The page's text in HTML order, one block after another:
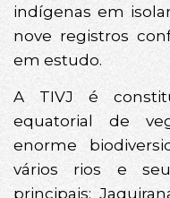
indígenas em
nove registros
em estudo.
A TIVJ é
equatorial de
enorme
vários rios e
principais: